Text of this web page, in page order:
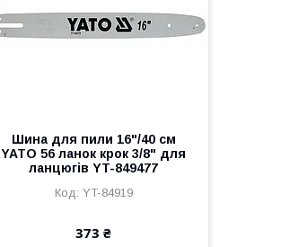
Шина для пили 16"/40 см
YATO 56 ланок крок 3/8" для
ланцюгів YT-849477
YT-84919
373 ₴